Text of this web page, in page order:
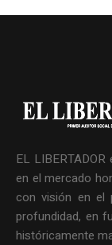
EL
en el mercado
con visión en el
profundidad, en
históricamente